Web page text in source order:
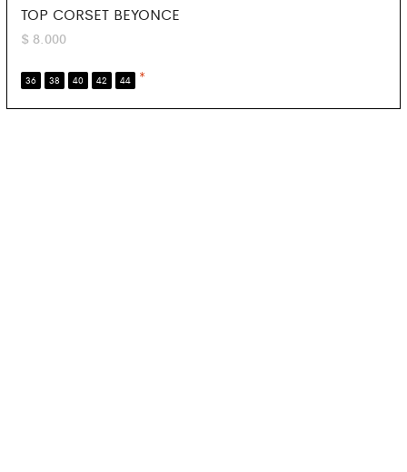
TOP CORSET BEYONCE
$ 8.000
36 38 40 42 44 *